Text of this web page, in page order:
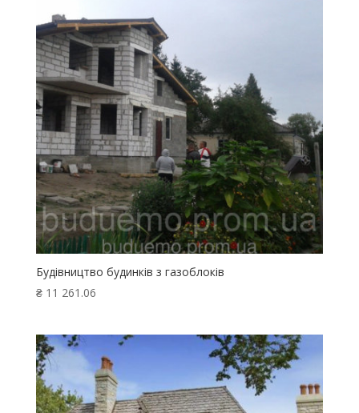
Будівництво будинків з газоблоків
₴11 261.06